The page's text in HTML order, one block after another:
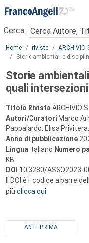
Menu
Cerca:
Main content
Home riviste ARCHIVIO
Storie ambientali e
Storie
quali
Titolo Rivista ARCHIVIO
Autori/Curatori Marco
Pappalardo, Elisa
Anno di pubblicazione
Lingua Italiano Numero
KB
DOI 10.3280/ASSO2023-
Il DOI è il codice a barre
più clicca qui
ANTEPRIMA